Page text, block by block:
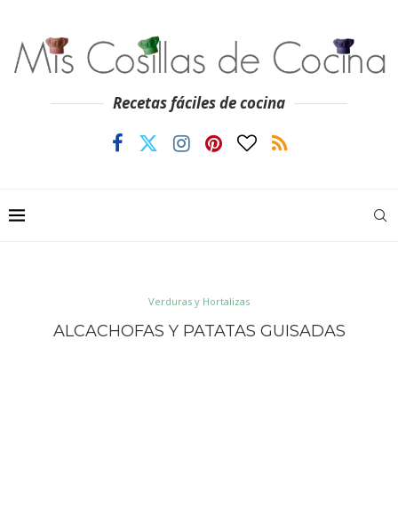
Recetas fáciles de cocina
Verduras y Hortalizas
ALCACHOFAS Y PATATAS GUISADAS